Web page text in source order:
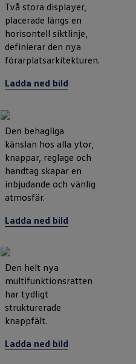
Två stora displayer,
placerade längs en
horisontell siktlinje,
definierar den nya
förarplatsarkitekturen.
Ladda ned bild
Den behagliga
känslan hos alla ytor,
knappar, reglage och
handtag skapar en
inbjudande och vänlig
atmosfär.
Ladda ned bild
Den helt nya
multifunktionsratten
har tydligt
strukturerade
knappfält.
Ladda ned bild